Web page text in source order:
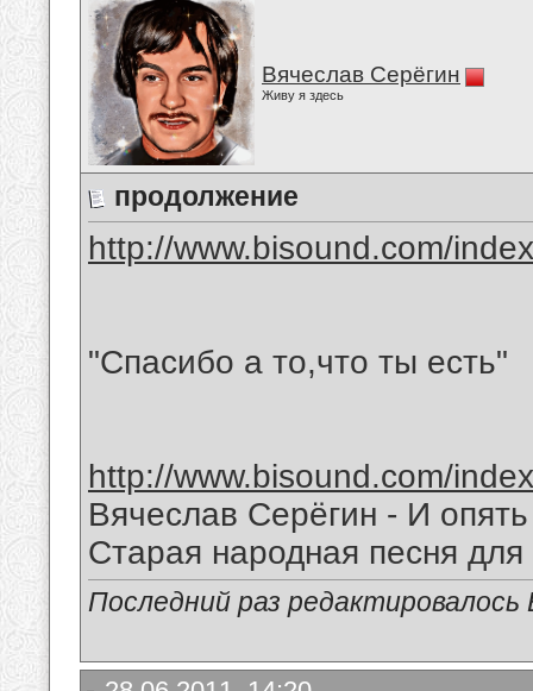
Вячеслав Серёгин
Живу я здесь
продолжение
http://www.bisound.com/
"Спасибо а то,что ты есть"
http://www.bisound.com/
Вячеслав Серёгин - И
Старая народная песня
Последний раз